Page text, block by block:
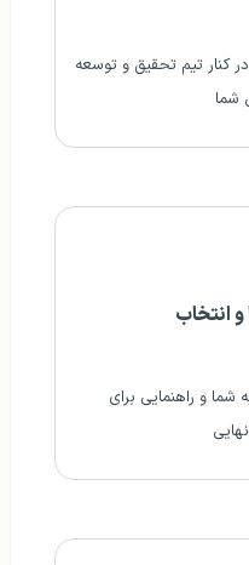
کنار تیم تحقیق و توسعه
شما
انتخاب
و راهنمایی برای